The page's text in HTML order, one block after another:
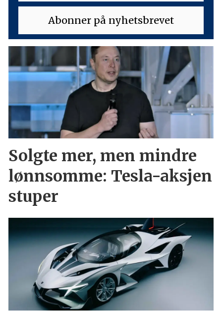
Solgte mer, men mindre
lønnsomme: Tesla-aksjen
stuper